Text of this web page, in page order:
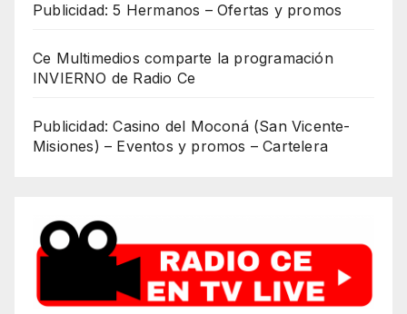
Publicidad: 5 Hermanos – Ofertas y promos
Ce Multimedios comparte la programación
INVIERNO de Radio Ce
Publicidad: Casino del Moconá (San Vicente-
Misiones) – Eventos y promos – Cartelera